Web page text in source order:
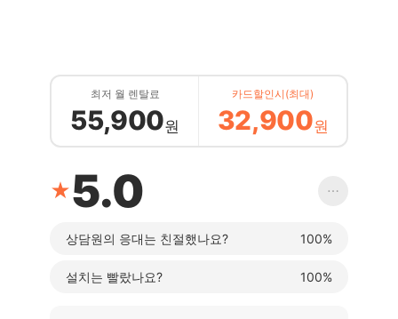
최저 월 렌탈료
55,900원
카드할인시(최대)
32,900원
★5.0 ⋯
상담원의 응대는 친절했나요? 100%
설치는 빨랐나요? 100%